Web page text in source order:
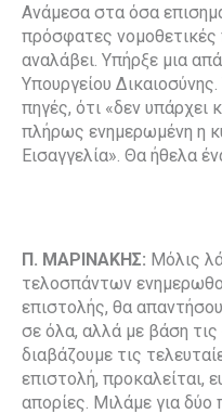
Ανάμεσα στα όσα
πρόσφατες
αναλάβει. Υπήρξε μια
Υπουργείου
πηγές, ότι «δεν υπάρχει
πλήρως ενημερωμένη η
Εισαγγελία». Θα ήθελα
Π. ΜΑΡΙΝΑΚΗΣ: Μόλις
τελοσπάντων
επιστολής, θα
σε όλα, αλλά με βάση τις
διαβάζουμε τις
επιστολή, προκαλείται,
απορίες. Μιλάμε για δύο